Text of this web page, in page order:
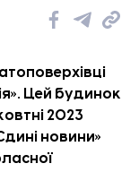
Цей будинок
2023
новини»